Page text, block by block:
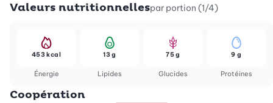
Valeurs nutritionnellespar portion (1/4)
Énergie
453 kcal
Lipides
13 g
Glucides
75 g
Protéines
9 g
Coopération